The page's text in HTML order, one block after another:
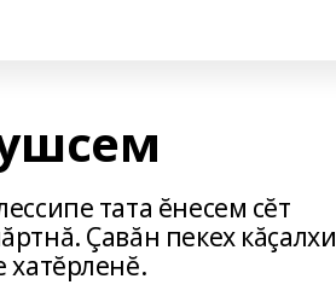
тата ĕнесем сĕт
Çавăн пекех кăçалхи
хатĕрленĕ.